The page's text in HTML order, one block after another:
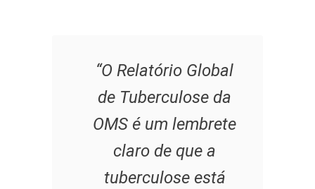
“O Relatório Global
de Tuberculose da
OMS é um lembrete
claro de que a
tuberculose está